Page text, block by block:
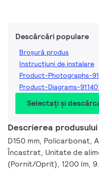
Descărcări populare
Broșură produs
Instrucțiuni de instalare
Product-Photographs-
Product-Diagrams-
Selectați și
Descrierea produsului
D150 mm, Policarbonat,
Încastrat, Unitate de
(Pornit/Oprit), 1200 lm,